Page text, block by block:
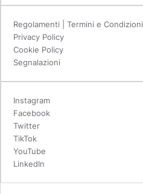
Regolamenti | Termini e Condizioni
Privacy Policy
Cookie Policy
Segnalazioni
Instagram
Facebook
Twitter
TikTok
YouTube
LinkedIn